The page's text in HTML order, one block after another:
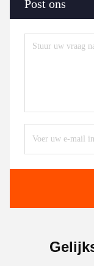
Post ons